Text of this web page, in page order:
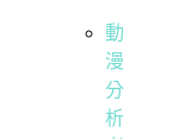
動
漫
分
析